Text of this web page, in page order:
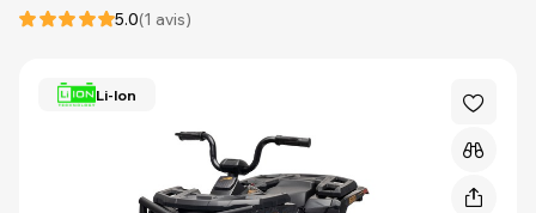
5.0(1 avis)
Li-Ion